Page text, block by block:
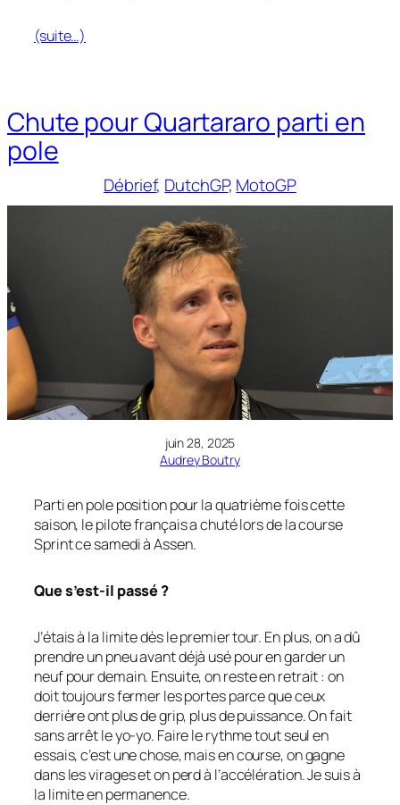
(suite…)
Chute pour Quartararo parti en
pole
Débrief, DutchGP, MotoGP
juin 28, 2025
Audrey Boutry
Parti en pole position pour la quatrième fois cette
saison, le pilote français a chuté lors de la course
Sprint ce samedi à Assen.
Que s’est-il passé ?
J’étais à la limite dès le premier tour. En plus, on a dû
prendre un pneu avant déjà usé pour en garder un
neuf pour demain. Ensuite, on reste en retrait : on
doit toujours fermer les portes parce que ceux
derrière ont plus de grip, plus de puissance. On fait
sans arrêt le yo-yo. Faire le rythme tout seul en
essais, c’est une chose, mais en course, on gagne
dans les virages et on perd à l’accélération. Je suis à
la limite en permanence.